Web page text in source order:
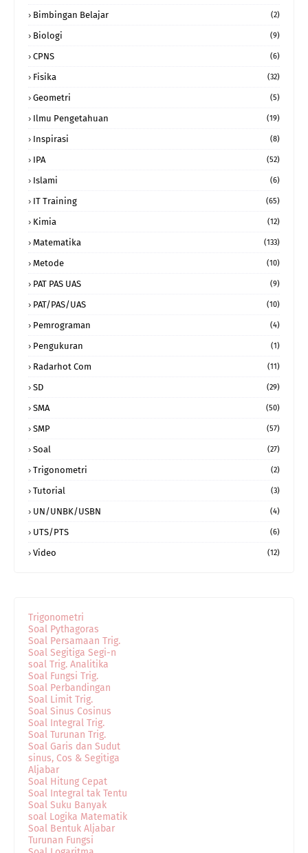
Bimbingan Belajar (2)
Biologi (9)
CPNS (6)
Fisika (32)
Geometri (5)
Ilmu Pengetahuan (19)
Inspirasi (8)
IPA (52)
Islami (6)
IT Training (65)
Kimia (12)
Matematika (133)
Metode (10)
PAT PAS UAS (9)
PAT/PAS/UAS (10)
Pemrograman (4)
Pengukuran (1)
Radarhot Com (11)
SD (29)
SMA (50)
SMP (57)
Soal (27)
Trigonometri (2)
Tutorial (3)
UN/UNBK/USBN (4)
UTS/PTS (6)
Video (12)
Trigonometri
Soal Pythagoras
Soal Persamaan Trig.
Soal Segitiga Segi-n
soal Trig. Analitika
Soal Fungsi Trig.
Soal Perbandingan
Soal Limit Trig.
Soal Sinus Cosinus
Soal Integral Trig.
Soal Turunan Trig.
Soal Garis dan Sudut
sinus, Cos & Segitiga
Aljabar
Soal Hitung Cepat
Soal Integral tak Tentu
Soal Suku Banyak
soal Logika Matematik
Soal Bentuk Aljabar
Turunan Fungsi